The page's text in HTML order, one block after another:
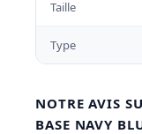
Taille
Type
NOTRE AVIS
BASE NAVY